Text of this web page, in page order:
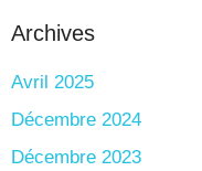
Archives
Avril 2025
Décembre 2024
Décembre 2023